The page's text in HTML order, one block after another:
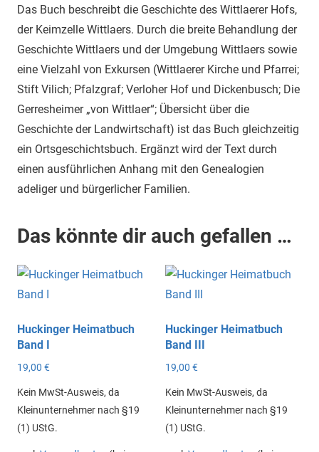
Das Buch beschreibt die Geschichte des Wittlaerer Hofs,
der Keimzelle Wittlaers. Durch die breite Behandlung der
Geschichte Wittlaers und der Umgebung Wittlaers sowie
eine Vielzahl von Exkursen (Wittlaerer Kirche und Pfarrei;
Stift Vilich; Pfalzgraf; Verloher Hof und Dickenbusch; Die
Gerresheimer „von Wittlaer“; Übersicht über die
Geschichte der Landwirtschaft) ist das Buch gleichzeitig
ein Ortsgeschichtsbuch. Ergänzt wird der Text durch
einen ausführlichen Anhang mit den Genealogien
adeliger und bürgerlicher Familien.
Das könnte dir auch gefallen …
Huckinger Heimatbuch
Band I
19,00 €
Kein MwSt-Ausweis, da
Kleinunternehmer nach §19
(1) UStG.
Huckinger Heimatbuch
Band III
19,00 €
Kein MwSt-Ausweis, da
Kleinunternehmer nach §19
(1) UStG.